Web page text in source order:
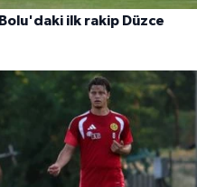
Bolu'daki ilk rakip Düzce